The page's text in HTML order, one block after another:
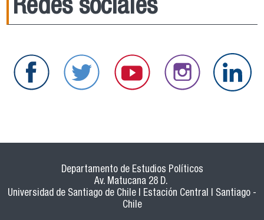
Redes sociales
Departamento de Estudios Políticos
Av. Matucana 28 D.
Universidad de Santiago de Chile | Estación Central | Santiago -
Chile